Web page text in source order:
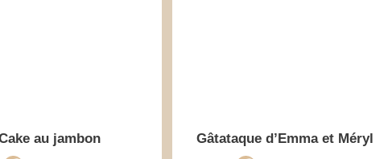
au jambon Gâtataque d’Emma et Méryl